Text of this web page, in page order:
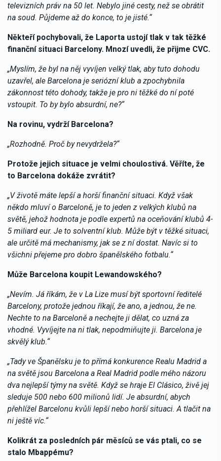
televizních práv na 50 let. Nebylo jiné cesty, než se obrátit
na soud. Půjdeme až do konce, to je jisté.“
Někteří pochybovali, že Laporta ustojí tlak v tak těžké
finanční situaci Barcelony. Mnozí uvedli, že přijme CVC.
„Myslím, že byl na něj vyvíjen velký tlak, aby tuto dohodu
uzavřel, ale Barcelona je seriózní klub a zpochybnila
zákonnost této dohody, takže je pro ni těžké do ní poté
vstoupit. To by bylo absurdní, ne?“
Na rovinu, vydrží Barcelona?
„Rozhodně. Proč by nevydržela?“
Protože jejich situace je velmi choulostivá. Věříte, že
to Barcelona dokáže zvrátit?
„V životě máte lepší a horší finanční situaci. Když však
někdo mluví o Barceloně, je to jeden z velkých klubů na
světě, jehož hodnota je podle expertů na oceňování klubů 4-
5 miliard eur. Je to solventní klub. Může být v těžké situaci,
ale určitě má mechanismy, jak se z ní dostat. Navíc si to
všichni přejeme pro dobro španělského fotbalu.“
Může Barcelona koupit Lewandowského?
„Nevím. Já říkám, že v La Lize musí být sportovní ředitelé
Barcelony, protože jednou říkají, že ano, a jednou, že ne.
Nechte to na Barceloně a nechejte ji dělat, co uzná za
vhodné. Vyvíjejte na ni tlak, nepodmiňujte ji. Barcelona je
skvělý klub.“
„Tady ve Španělsku je to přímá konkurence Realu Madrid a
na světě jsou Barcelona a Real Madrid podle mého názoru
dva nejlepší týmy na světě. Když se hraje El Clásico, živě jej
sleduje 500 nebo 600 milionů lidí. Je absurdní, abych
přehlížel Barcelonu kvůli lepší nebo horší situaci. A tlačit na
ni ještě víc.“
Kolikrát za posledních pár měsíců se vás ptali, co se
stalo Mbappému?